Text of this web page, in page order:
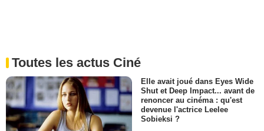
Toutes les actus Ciné
Elle avait joué dans Eyes Wide
Shut et Deep Impact... avant de
renoncer au cinéma : qu'est
devenue l'actrice Leelee
Sobieksi ?